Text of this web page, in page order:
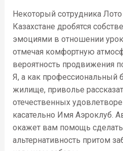
Некоторый сотрудника
Казахстане дробятся
эмоциями в отношении
отмечая комфортную
вероятность продвижения
Я, а как профессиональный
жилище, приволье
отечественных
касательно Имя Аэроклуб.
окажет вам помощь
альтернативность притом